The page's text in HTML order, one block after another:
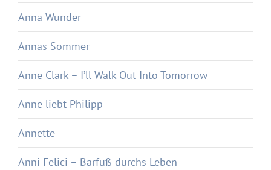
Anna Wunder
Annas Sommer
Anne Clark – I’ll Walk Out Into Tomorrow
Anne liebt Philipp
Annette
Anni Felici – Barfuß durchs Leben